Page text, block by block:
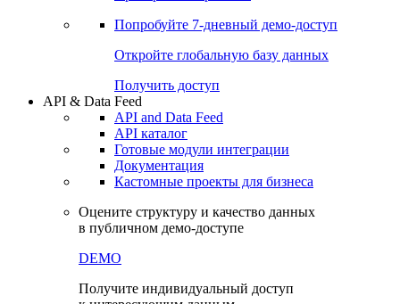
Чат
Проверка контрагента
Попробуйте7-дневный
Откройте глобальную базу данных
Получить доступ
API & Data Feed
API and Data Feed
Готовые модули интеграции
Документация
в публичном демо-доступе